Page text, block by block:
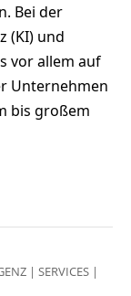
Bei der
(KI) und
vor allem auf
Unternehmen
bis großem
| SERVICES |